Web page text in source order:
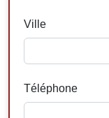
Ville
Téléphone